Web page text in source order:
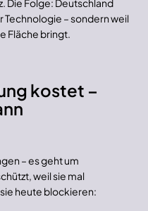
Die Folge: Deutschland
– sondern weil
Fläche bringt.
kostet –
– es geht um
weil sie mal
heute blockieren: